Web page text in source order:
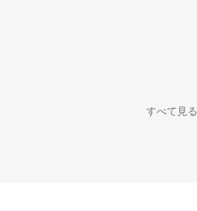
すべて見る